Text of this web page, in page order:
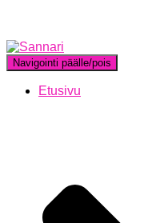
Navigointi päälle/pois
Etusivu